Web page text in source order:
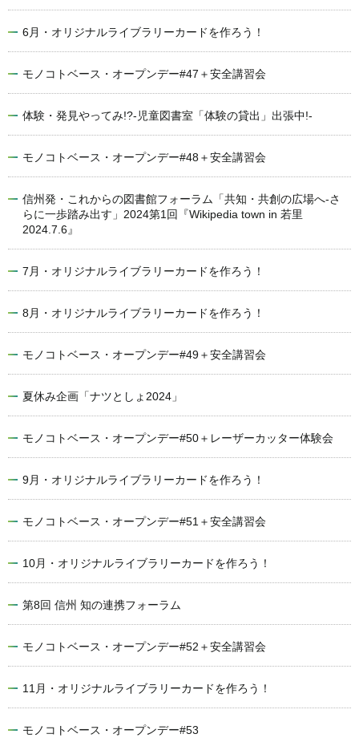
6月・オリジナルライブラリーカードを作ろう！
モノコトベース・オープンデー#47＋安全講習会
体験・発見やってみ!?-児童図書室「体験の貸出」出張中!-
モノコトベース・オープンデー#48＋安全講習会
信州発・これからの図書館フォーラム「共知・共創の広場へ-さ
らに一歩踏み出す」2024第1回『Wikipedia town in 若里
2024.7.6』
7月・オリジナルライブラリーカードを作ろう！
8月・オリジナルライブラリーカードを作ろう！
モノコトベース・オープンデー#49＋安全講習会
夏休み企画「ナツとしょ2024」
モノコトベース・オープンデー#50＋レーザーカッター体験会
9月・オリジナルライブラリーカードを作ろう！
モノコトベース・オープンデー#51＋安全講習会
10月・オリジナルライブラリーカードを作ろう！
第8回 信州 知の連携フォーラム
モノコトベース・オープンデー#52＋安全講習会
11月・オリジナルライブラリーカードを作ろう！
モノコトベース・オープンデー#53